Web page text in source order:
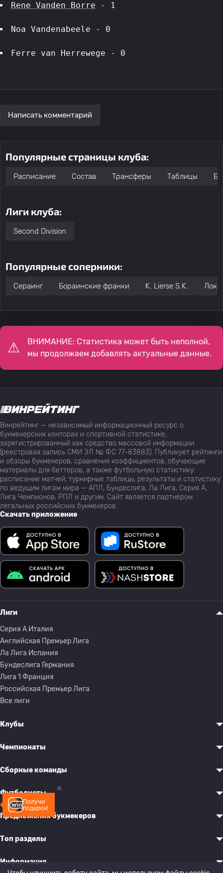
Rene Vanden Borre - 1
Noa Vandenabeele - 0
Ferre van Herrewege - 0
Написать комментарий
Популярные страницы клуба:
Расписание Состав Трансферы Таблицы
Лиги клуба:
Second Division
Популярные соперники:
Сераинг Бораинские франки K. Lierse S.K.
ВНИМАНИЕ: Статистика может быть неполной,
мы продолжаем добавлять актуальные данные.
Получи
подарок!
Винрейтинг — независимый информационный ресурс о
букмекерских конторах и спортивной статистике,
зарегистрированный как средство массовой информации
(реестровая запись СМИ ЭЛ № ФС 77-83883). Публикует рейтинги
и обзоры букмекеров, сравнения коэффициентов, обучающие
материалы для беттеров, а также футбольную статистику:
расписание матчей, турнирные таблицы, результаты и статистику
по ведущим лигам мира — АПЛ, Бундеслига, Ла Лига, Серия А,
Лига Чемпионов, РПЛ и другим. Сайт является партнёром
легальных российских букмекеров.
Скачать приложение
Лиги
Серия A Италия
Английская Премьер Лига
Ла Лига Испания
Бундеслига Германия
Лига 1 Франция
Российская Премьер Лига
Все лиги
Клубы
Чемпионаты
Сборные команды
Футболисты
Предложения букмекеров
Топ разделы
Информация